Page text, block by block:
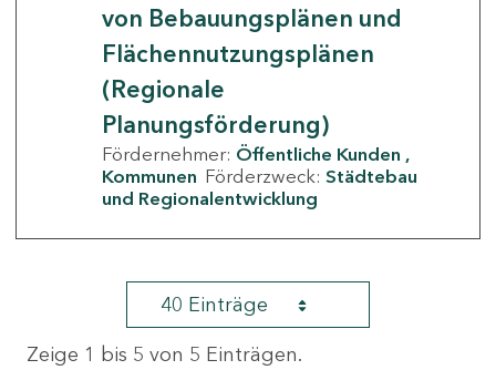
von Bebauungsplänen und
Flächennutzungsplänen
(Regionale
Planungsförderung)
Fördernehmer: Öffentliche Kunden
Kommunen Förderzweck: Städtebau
und Regionalentwicklung
40 Einträge
Zeige 1 bis 5 von 5 Einträgen.